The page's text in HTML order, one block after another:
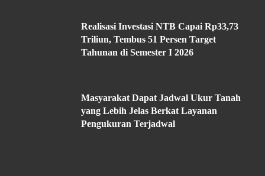
Realisasi Investasi NTB Capai Rp33,73
Triliun, Tembus 51 Persen Target
Tahunan di Semester I 2026
Masyarakat Dapat Jadwal Ukur Tanah
yang Lebih Jelas Berkat Layanan
Pengukuran Terjadwal